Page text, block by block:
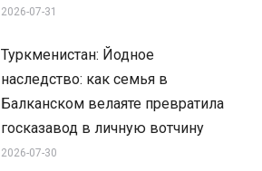
2026-07-31
Туркменистан: Йодное
наследство: как семья в
Балканском велаяте превратила
госказавод в личную вотчину
2026-07-30